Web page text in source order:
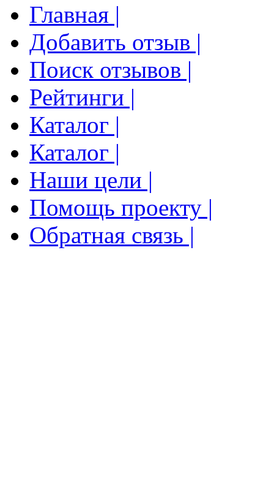
Главная |
Добавить отзыв |
Поиск отзывов |
Рейтинги |
Каталог |
Каталог |
Наши цели |
Помощь проекту |
Обратная связь |